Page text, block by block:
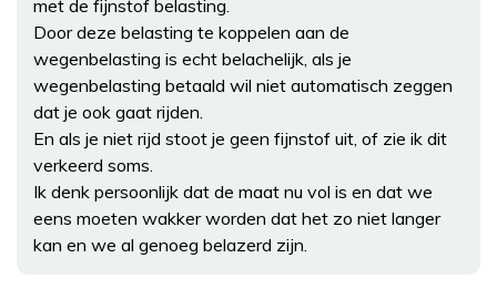
met de fijnstof belasting.
Door deze belasting te koppelen aan de
wegenbelasting is echt belachelijk, als je
wegenbelasting betaald wil niet automatisch zeggen
dat je ook gaat rijden.
En als je niet rijd stoot je geen fijnstof uit, of zie ik dit
verkeerd soms.
Ik denk persoonlijk dat de maat nu vol is en dat we
eens moeten wakker worden dat het zo niet langer
kan en we al genoeg belazerd zijn.